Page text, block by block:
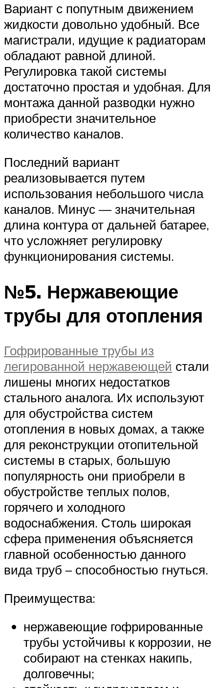
Вариант с попутным движением
жидкости довольно удобный. Все
магистрали, идущие к радиаторам
обладают равной длиной.
Регулировка такой системы
достаточно простая и удобная. Для
монтажа данной разводки нужно
приобрести значительное
количество каналов.
Последний вариант
реализовывается путем
использования небольшого числа
каналов. Минус — значительная
длина контура от дальней батарее,
что усложняет регулировку
функционирования системы.
№5. Нержавеющие
трубы для отопления
Гофрированные трубы из
легированной нержавеющей стали
лишены многих недостатков
стального аналога. Их используют
для обустройства систем
отопления в новых домах, а также
для реконструкции отопительной
системы в старых, большую
популярность они приобрели в
обустройстве теплых полов,
горячего и холодного
водоснабжения. Столь широкая
сфера применения объясняется
главной особенностью данного
вида труб – способностью гнуться.
Преимущества:
нержавеющие гофрированные
трубы устойчивы к коррозии, не
собирают на стенках накипь,
долговечны;